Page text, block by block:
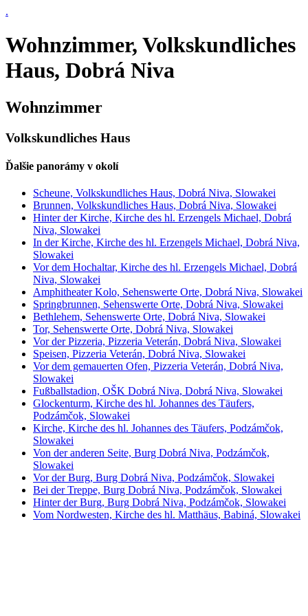
.
Wohnzimmer, Volkskundliches
Haus, Dobrá Niva
Wohnzimmer
Volkskundliches Haus
Ďalšie panorámy v okolí
Scheune, Volkskundliches Haus, Dobrá Niva, Slowakei
Brunnen, Volkskundliches Haus, Dobrá Niva, Slowakei
Hinter der Kirche, Kirche des hl. Erzengels Michael, Dobrá
Niva, Slowakei
In der Kirche, Kirche des hl. Erzengels Michael, Dobrá Niva,
Slowakei
Vor dem Hochaltar, Kirche des hl. Erzengels Michael, Dobrá
Niva, Slowakei
Amphitheater Kolo, Sehenswerte Orte, Dobrá Niva, Slowakei
Springbrunnen, Sehenswerte Orte, Dobrá Niva, Slowakei
Bethlehem, Sehenswerte Orte, Dobrá Niva, Slowakei
Tor, Sehenswerte Orte, Dobrá Niva, Slowakei
Vor der Pizzeria, Pizzeria Veterán, Dobrá Niva, Slowakei
Speisen, Pizzeria Veterán, Dobrá Niva, Slowakei
Vor dem gemauerten Ofen, Pizzeria Veterán, Dobrá Niva,
Slowakei
Fußballstadion, OŠK Dobrá Niva, Dobrá Niva, Slowakei
Glockenturm, Kirche des hl. Johannes des Täufers,
Podzámčok, Slowakei
Kirche, Kirche des hl. Johannes des Täufers, Podzámčok,
Slowakei
Von der anderen Seite, Burg Dobrá Niva, Podzámčok,
Slowakei
Vor der Burg, Burg Dobrá Niva, Podzámčok, Slowakei
Bei der Treppe, Burg Dobrá Niva, Podzámčok, Slowakei
Hinter der Burg, Burg Dobrá Niva, Podzámčok, Slowakei
Vom Nordwesten, Kirche des hl. Matthäus, Babiná, Slowakei